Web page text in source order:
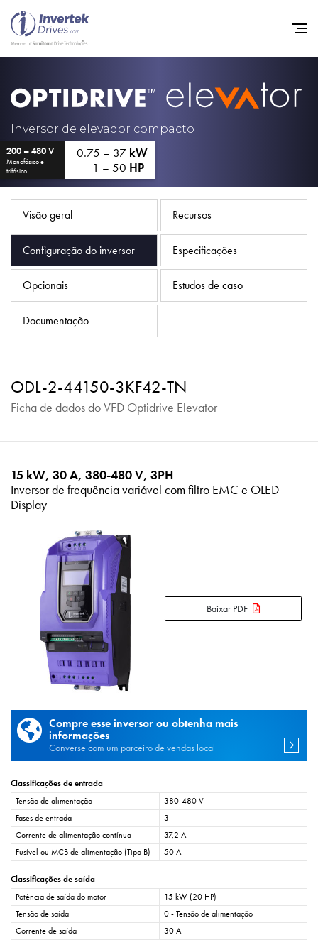
Inversor de elevador compacto
200 – 480 V
Monofásico e
trifásico
0.75 – 37 kW
1 – 50 HP
Visão geral Recursos
Configuração do inversor Especificações
Opcionais Estudos de caso
Documentação
ODL-2-44150-3KF42-TN
Ficha de dados do VFD Optidrive Elevator
15 kW, 30 A, 380-480 V, 3PH
Inversor de frequência variável com filtro EMC e OLED
Display
Baixar PDF
Compre esse inversor ou obtenha mais
informações
Converse com um parceiro de vendas local
Classificações de entrada
Tensão de alimentação
380-480 V
Fases de entrada
3
Corrente de alimentação contínua
37,2 A
Fusível ou MCB de alimentação (Tipo B)
50 A
Classificações de saída
Potência de saída do motor
15 kW (20 HP)
Tensão de saída
0 - Tensão de alimentação
Corrente de saída
30 A
Início
Notícias
Carreiras
Sobre